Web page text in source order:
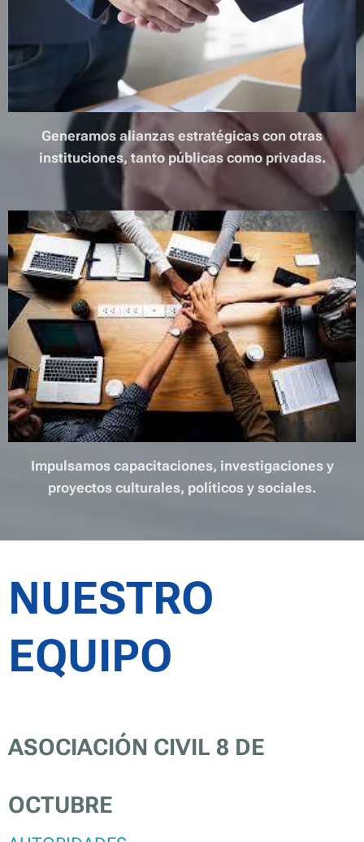
Generamos alianzas estratégicas con otras
instituciones, tanto públicas como privadas.
Impulsamos capacitaciones, investigaciones y
proyectos culturales, políticos y sociales.
NUESTRO
EQUIPO
ASOCIACIÓN CIVIL 8 DE
OCTUBRE